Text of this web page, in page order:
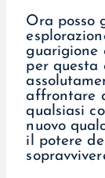
Ora posso
guarigione
per questa
affrontare
qualsiasi
nuovo
il potere